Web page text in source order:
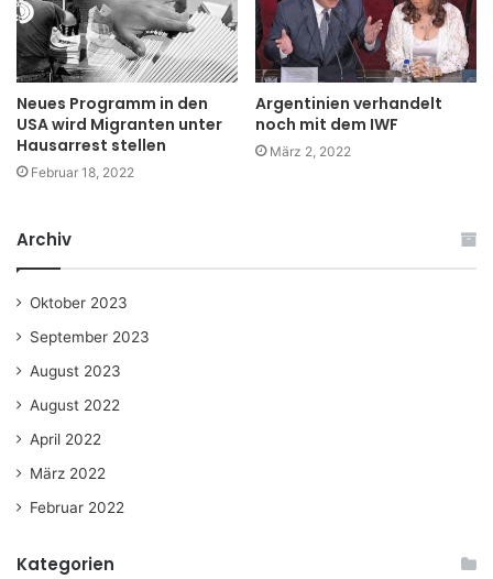
Neues Programm in den
USA wird Migranten unter
Hausarrest stellen
Februar 18, 2022
Argentinien verhandelt
noch mit dem IWF
März 2, 2022
Archiv
Oktober 2023
September 2023
August 2023
August 2022
April 2022
März 2022
Februar 2022
Kategorien